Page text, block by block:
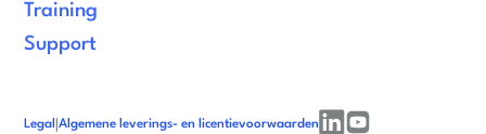
Training
Support
Legal |Algemene leverings- en licentievoorwaarden